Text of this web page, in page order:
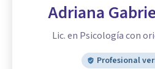
Adriana
Lic. en Psicología con
Profesional